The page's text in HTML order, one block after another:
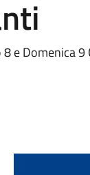
8 e Domenica